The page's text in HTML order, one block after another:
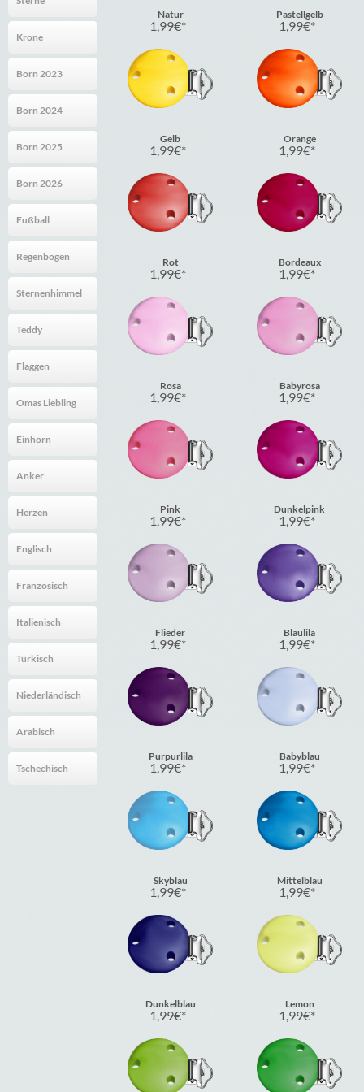
Krone
Born 2023
Born 2024
Born 2025
Born 2026
Fußball
Regenbogen
Sternenhimmel
Teddy
Flaggen
Omas Liebling
Einhorn
Anker
Herzen
Englisch
Französisch
Italienisch
Türkisch
Niederländisch
Arabisch
Tschechisch
Natur
1,99€
Pastellgelb
1,99€
Gelb
1,99€
Orange
1,99€
Rot
1,99€
Bordeaux
1,99€
Rosa
1,99€
Babyrosa
1,99€
Pink
1,99€
Dunkelpink
1,99€
Flieder
1,99€
Blaulila
1,99€
Purpurlila
1,99€
Babyblau
1,99€
Skyblau
1,99€
Mittelblau
1,99€
Dunkelblau
1,99€
Lemon
1,99€